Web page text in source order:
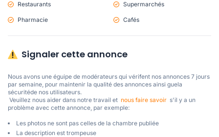
Restaurants Supermarchés
Pharmacie Cafés
Signaler cette annonce
Nous avons une éguipe de modérateurs qui vérifent nos annonces 7 jours
par semaine, pour maintenir la qualité des annonces ainsi guela
sécuritéde nos utilisateurs.
Veuillez nous aider dans notre travail et nous faire savoir
  s'il y a un
problème avec cette annonce, par exemple:
Les photos ne sont pas celles de la chambre publiée
La description est trompeuse